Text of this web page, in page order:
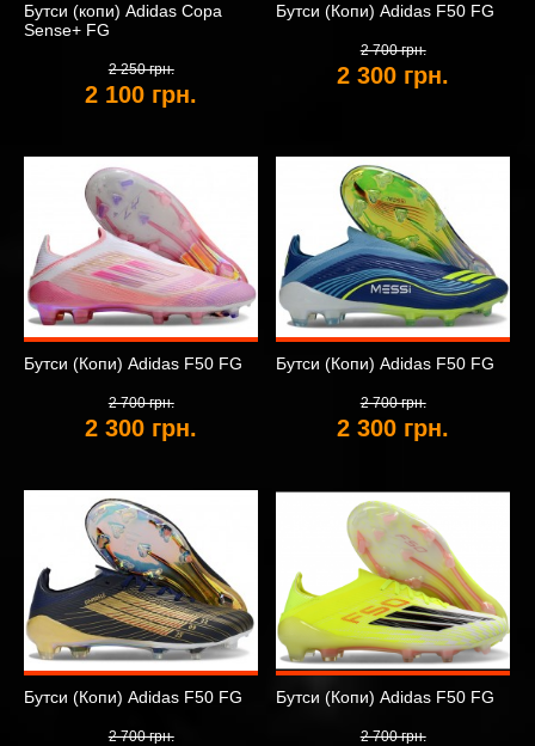
Бутси (копи) Adidas Copa
Sense+ FG
2 250 грн.
2 100 грн.
Бутси (Копи) Adidas F50 FG
2 700 грн.
2 300 грн.
Бутси (Копи) Adidas F50 FG
2 700 грн.
2 300 грн.
Бутси (Копи) Adidas F50 FG
2 700 грн.
2 300 грн.
Бутси (Копи) Adidas F50 FG
2 700 грн.
Бутси (Копи) Adidas F50 FG
2 700 грн.